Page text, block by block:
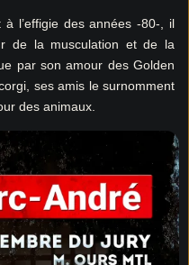
l’effigie des années -80-, il
de la musculation et de la
par son amour des Golden
ses amis le surnomment
des animaux.